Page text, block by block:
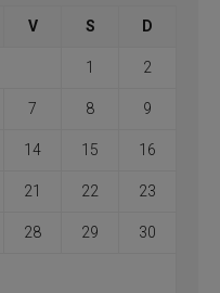
V S D
1 2
7 8 9
14 15 16
21 22 23
28 29 30